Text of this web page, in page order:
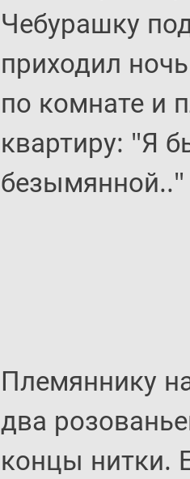
Чебурашку
приходил
по комнате и
квартиру: "Я
безымянной.."
Племяннику
два
концы нитки.